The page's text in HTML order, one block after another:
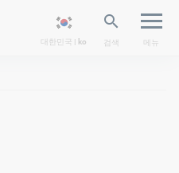
대한민국 | ko 검색 메뉴